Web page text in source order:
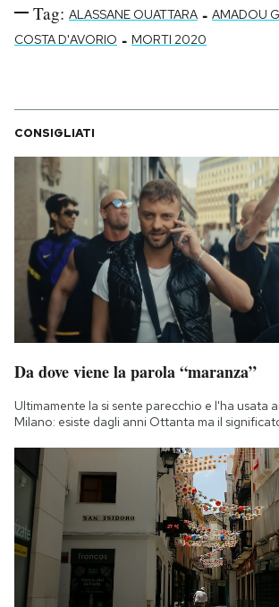
Tag: ALASSANE OUATTARA - AMADOU
COSTA D'AVORIO - MORTI 2020
CONSIGLIATI
Da dove viene la parola “maranza”
Ultimamente la si sente parecchio e l'ha usata
Milano: esiste dagli anni Ottanta ma il